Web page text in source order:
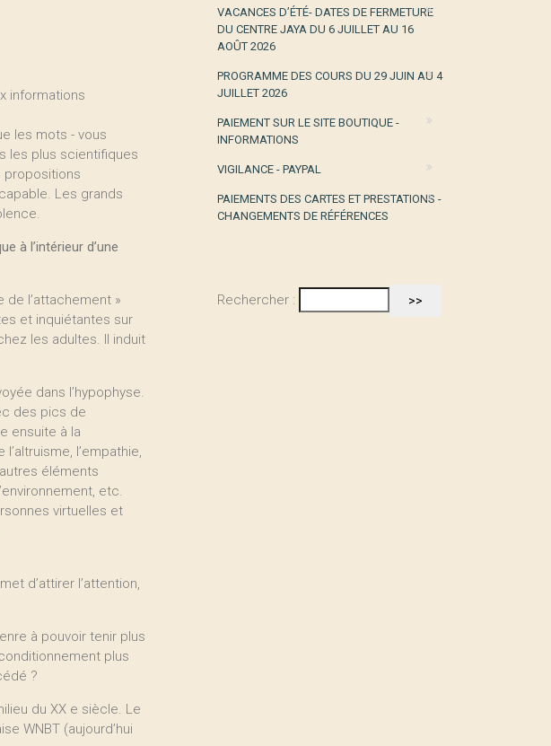
informations
les mots - vous
les plus scientifiques
propositions
Les grands
à l’intérieur d’une
l’attachement »
et inquiétantes sur
les adultes. Il induit
dans l’hypophyse.
des pics de
ensuite à la
l’empathie,
éléments
etc.
virtuelles et
d’attirer l’attention,
à pouvoir tenir plus
plus
?
du XX e siècle. Le
WNBT (aujourd’hui
VACANCES D’ÉTÉ- DATES DE FERMETURE
DU CENTRE JAYA DU 6 JUILLET AU 16
AOÛT 2026
PROGRAMME DES COURS DU 29 JUIN AU 4
JUILLET 2026
PAIEMENT SUR LE SITE BOUTIQUE -
INFORMATIONS
VIGILANCE - PAYPAL
PAIEMENTS DES CARTES ET PRESTATIONS -
CHANGEMENTS DE RÉFÉRENCES
Rechercher :